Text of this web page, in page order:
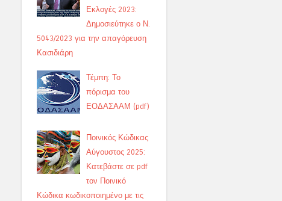
Εκλογές 2023:
Δημοσιεύτηκε ο Ν.
5043/2023 για την απαγόρευση
Κασιδιάρη
Τέμπη: Το
πόρισμα του
ΕΟΔΑΣΑΑΜ (pdf)
Ποινικός Κώδικας
Αύγουστος 2025:
Κατεβάστε σε pdf
τον Ποινικό
Κώδικα κωδικοποιημένο με τις